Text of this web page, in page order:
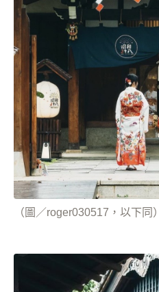
（圖／roger030517，以下同）